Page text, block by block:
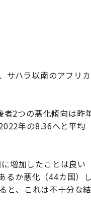
サハラ以南のアフリカ
2つの悪化傾向は昨
年の8.36へと平均
増加したことは良い
るか悪化（44カ国）し
と、これは不十分な結